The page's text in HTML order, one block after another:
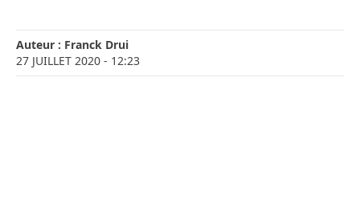
Auteur : Franck Drui
27 JUILLET 2020 - 12:23